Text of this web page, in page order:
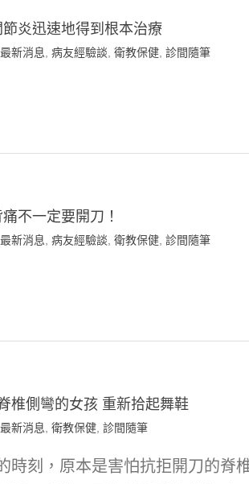
炎迅速地得到根本治療
最新消息 病友經驗談 衛教保健 診間隨筆
不一定要開刀！
最新消息 病友經驗談 衛教保健 診間隨筆
椎側彎的女孩 重新拾起舞鞋
最新消息 衛教保健 診間隨筆
時刻，原本是害怕抗拒開刀的脊